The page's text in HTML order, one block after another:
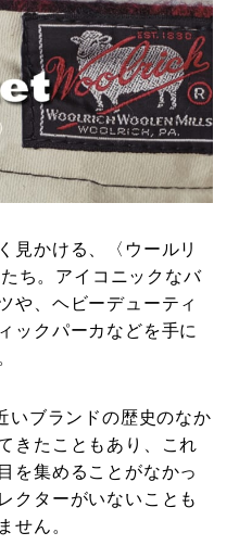
ムのYouTube
IT #AH.H
#MUSIC #MOVIE
#OUTDOOR
HANDBOOK
見かける、〈ウールリ
ち。アイコニックなバ
や、ヘビーデューティ
ックパーカなどを手に
いブランドの歴史のなか
きたこともあり、これ
を集めることがなかっ
クターがいないことも
せん。